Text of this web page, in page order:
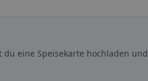
eine Speisekarte hochladen und